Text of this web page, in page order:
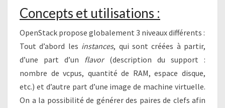
Concepts et utilisations :
OpenStack propose globalement 3 niveaux différents :
Tout d’abord les instances, qui sont créées à partir,
d’une part d’un flavor(description du support :
nombre de vcpus, quantité de RAM, espace disque,
etc.) et d’autre part d’une image de machine virtuelle.
On a la possibilité de générer des paires de clefs afin